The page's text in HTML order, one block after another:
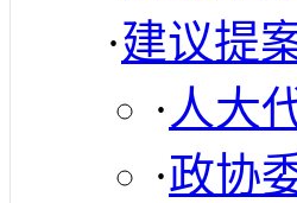
·建议提
· 人大
·政协